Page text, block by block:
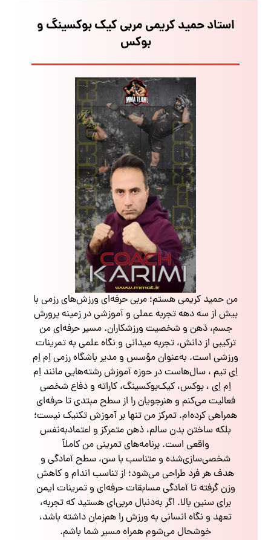
استاد حمید کریمی مربی کیک بوکسینگ و
بوکس
من حمید کریمی هستم؛ مربی حرفه‌ای ورزش‌های رزمی با
بیش از سه دهه تجربه عملی و آموزشی در زمینه پرورش
جسم، ذهن و شخصیت ورزشکاران. مسیر حرفه‌ای من
ترکیبی از دانش، تجربه میدانی و نگاه علمی به تمرینات
ورزشی است. به‌عنوان مؤسس و مدیر باشگاه رزمی اِم اِم
اِی تیم ، سال‌هاست در حوزه آموزش رشته‌هایی مانند اِم
اِم اِی ، بوکس، کیک‌بوکسینگ، کاراته و دفاع شخصی
فعالیت می‌کنم و هنرجویان را از سطح مبتدی تا حرفه‌ای
همراهی کرده‌ام. تمرکز من تنها بر آموزش تکنیک نیست؛
بلکه ساختن بدن سالم، ذهن متمرکز و اعتمادبه‌نفس
واقعی است. برنامه‌های تمرینی من کاملاً
شخصی‌سازی‌شده و متناسب با سن، سطح آمادگی و
هدف هر فرد طراحی می‌شود؛ از تناسب اندام و کاهش
وزن گرفته تا آمادگی مسابقات حرفه‌ای و تمرینات ایمن
برای سنین بالا. اگر به‌دنبال مربی‌ای هستید که تجربه،
تعهد و نگاه انسانی به ورزش را هم‌زمان داشته باشد،
خوشحال می‌شوم همراه مسیر شما باشم.